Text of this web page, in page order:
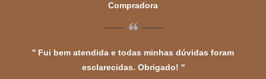
Compradora
“
Fui bem atendida e todas minhas dúvidas foram
esclarecidas. Obrigado!